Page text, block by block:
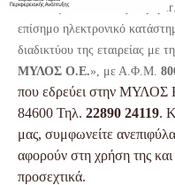
Καλώς ήλθατε στο mylospaper.
επίσημο ηλεκτρονικό
διαδικτύου της εταιρείας με
ΜΥΛΟΣ Ο.Ε.», με Α.Φ.Μ.
που εδρεύει στην
84600 Τηλ. 22890 24119.
μας, συμφωνείτε
αφορούν στη χρήση της και
προσεχτικά.